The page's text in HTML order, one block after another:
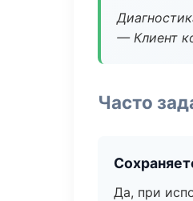
— Клиент
Часто
Да, при